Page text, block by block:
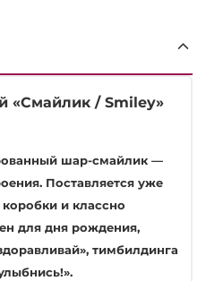
«Смайлик / Smiley»
шар-смайлик —
Поставляется уже
и классно
для дня рождения,
тимбилдинга